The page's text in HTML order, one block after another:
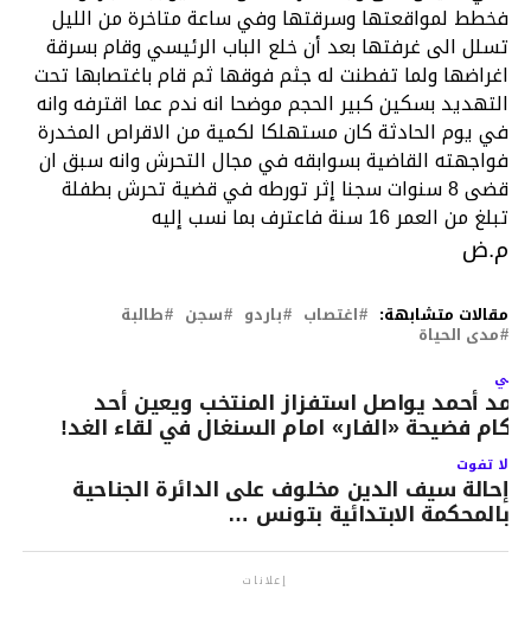
فخطط لمواقعتها وسرقتها وفي ساعة متاخرة من الليل
تسلل الى غرفتها بعد أن خلع الباب الرئيسي وقام بسرقة
اغراضها ولما تفطنت له جثم فوقها ثم قام باغتصابها تحت
التهديد بسكين كبير الحجم موضحا انه ندم عما اقترفه وانه
في يوم الحادثة كان مستهلكا لكمية من الاقراص المخدرة
فواجهته القاضية بسوابقه في مجال التحرش وانه سبق ان
قضى 8 سنوات سجنا إثر تورطه في قضية تحرش بطفلة
تبلغ من العمر 16 سنة فاعترف بما نسب إليه
م.ض
مقالات متشابهة: اغتصاب باردو سجن طالبة
مدى الحياة
أحمد يواصل استفزاز المنتخب ويعين أحد
فضيحة «الفار» امام السنغال في لقاء الغد!
لا تفوت
إحالة سيف الدين مخلوف على الدائرة الجناحية
بالمحكمة الابتدائية بتونس …
إعلانات